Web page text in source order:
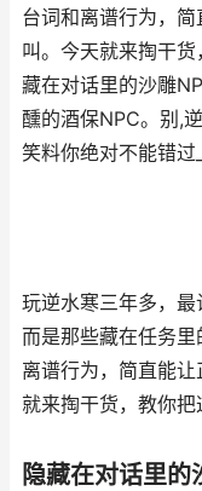
台词和离谱行为，
叫。今天就来掏干
藏在对话里的沙雕
醺的酒保NPC。别,
笑料你绝对不能错过_
玩逆水寒三年多，最
而是那些藏在任务里
离谱行为，简直能
就来掏干货，教你把
隐藏在对话里的